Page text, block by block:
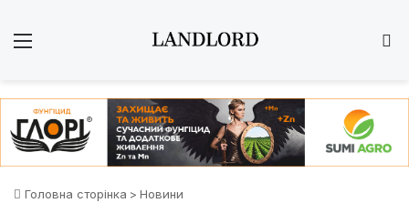
Головна сторінка > Новини